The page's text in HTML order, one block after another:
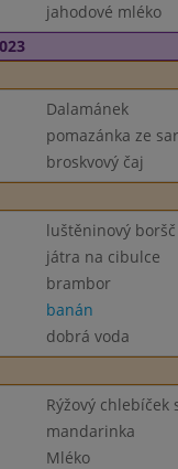
jahodové mléko
Dalamánek
pomazánka ze
broskvový čaj
luštěninový boršč
játra na cibulce
brambor
banán
dobrá voda
Rýžový chlebíček
mandarinka
Mléko